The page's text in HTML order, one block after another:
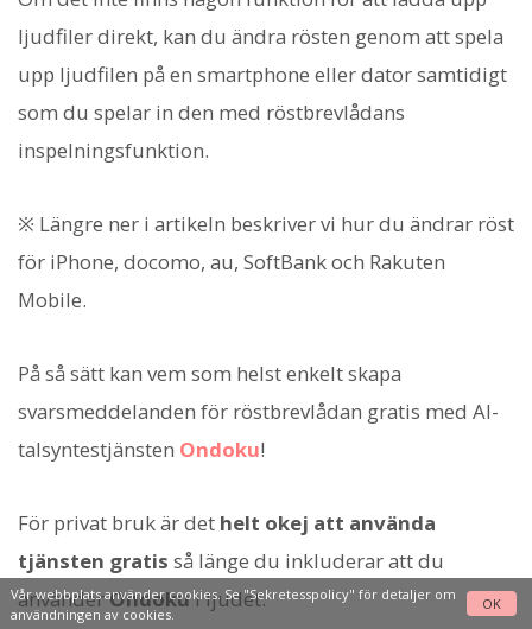
ljudfiler direkt, kan du ändra rösten genom att spela
upp ljudfilen på en smartphone eller dator samtidigt
som du spelar in den med röstbrevlådans
inspelningsfunktion.
※ Längre ner i artikeln beskriver vi hur du ändrar röst
för iPhone, docomo, au, SoftBank och Rakuten
Mobile.
På så sätt kan vem som helst enkelt skapa
svarsmeddelanden för röstbrevlådan gratis med AI-
talsyntestjänsten Ondoku!
För privat bruk är det helt okej att använda
tjänsten gratis så länge du inkluderar att du
använderOndokui ljudet.
Vår webbplats använder cookies. Se "Sekretesspolicy" för detaljer om
användningen av cookies.
OK